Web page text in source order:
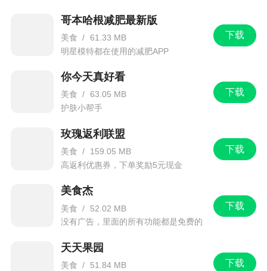
下载
哥本哈根减肥最新版
美食 / 61.33 MB
明星模特都在使用的减肥APP
下载
你今天真好看
美食 / 63.05 MB
护肤小帮手
下载
玫瑰返利联盟
美食 /
159.05 MB
高返利优惠券，下单奖励5元现金
下载
美食杰
美食 /
52.02 MB
没有广告，里面的所有功能都是免费的
下载
天天果园
美食 /
51.84 MB